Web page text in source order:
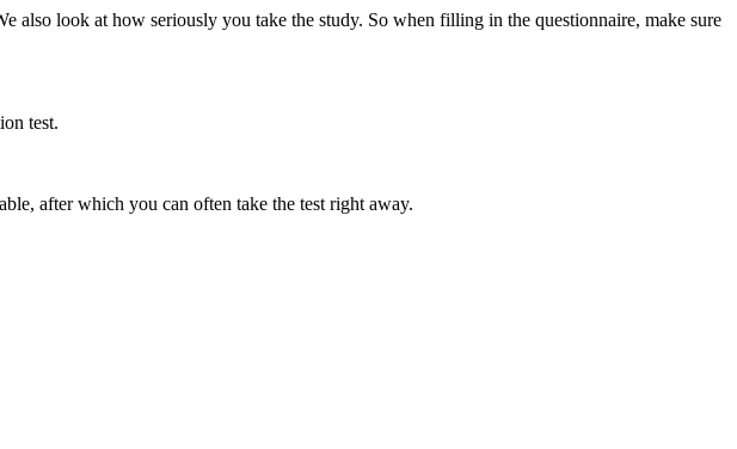
also look at how seriously you take the study. So when filling in the questionnaire, make sure
test.
after which you can often take the test right away.